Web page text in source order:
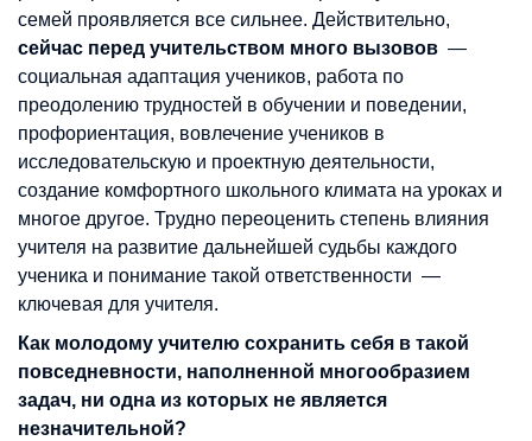
семей проявляется все сильнее. Действительно,
сейчас перед учительством много вызовов —
социальная адаптация учеников, работа по
преодолению трудностей в обучении и поведении,
профориентация, вовлечение учеников в
исследовательскую и проектную деятельности,
создание комфортного школьного климата на уроках и
многое другое. Трудно переоценить степень влияния
учителя на развитие дальнейшей судьбы каждого
ученика и понимание такой ответственности —
ключевая для учителя.
Как молодому учителю сохранить себя в такой
повседневности, наполненной многообразием
задач, ни одна из которых не является
незначительной?